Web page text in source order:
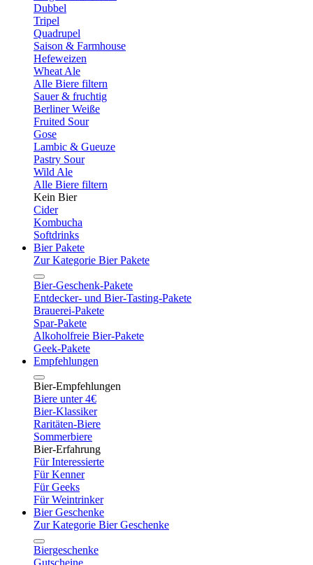
Dubbel
Tripel
Quadrupel
Saison & Farmhouse
Hefeweizen
Wheat Ale
Alle Biere filtern
Sauer & fruchtig
Berliner Weiße
Fruited Sour
Gose
Lambic & Gueuze
Pastry Sour
Wild Ale
Alle Biere filtern
Kein Bier
Cider
Kombucha
Softdrinks
Bier Pakete
Zur Kategorie Bier Pakete
Bier-Geschenk-Pakete
Entdecker- und Bier-Tasting-Pakete
Brauerei-Pakete
Spar-Pakete
Alkoholfreie Bier-Pakete
Geek-Pakete
Empfehlungen
Bier-Empfehlungen
Biere unter 4€
Bier-Klassiker
Raritäten-Biere
Sommerbiere
Bier-Erfahrung
Für Interessierte
Für Kenner
Für Geeks
Für Weintrinker
Bier Geschenke
Zur Kategorie Bier Geschenke
Biergeschenke